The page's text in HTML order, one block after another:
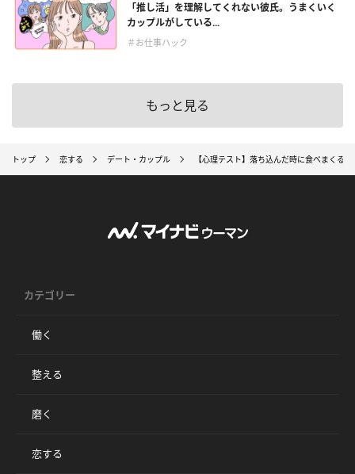
「推し活」を理解してくれない彼氏。うまくいく
カップルがしている...
＃お仕事ハック
もっと見る
トップ 恋する デート・カップル 【心理テスト】落ち込んだ時に食べまくる
カテゴリー
働く
整える
磨く
恋する